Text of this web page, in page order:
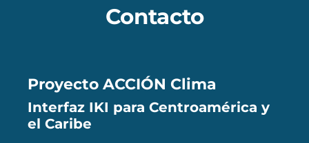
Contacto
Proyecto ACCIÓN Clima
Interfaz IKI para Centroamérica y
el Caribe